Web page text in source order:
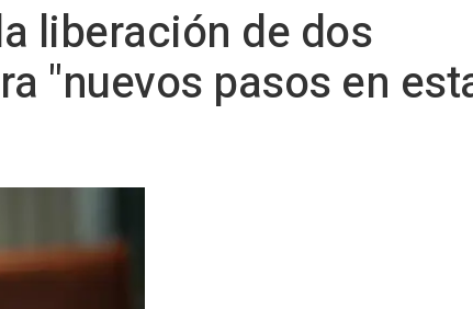
liberación de dos
"nuevos pasos en